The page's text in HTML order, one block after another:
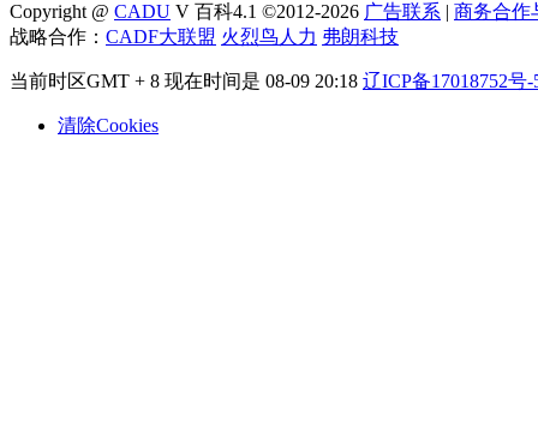
Copyright @ CADU V 百科4.1 ©2012-2026 广告联系 | 商务合作
战略合作： CADF大联盟 火烈鸟人力 弗朗科技
当前时区GMT + 8 现在时间是 08-09 20:18 辽ICP备17018752号-
清除Cookies